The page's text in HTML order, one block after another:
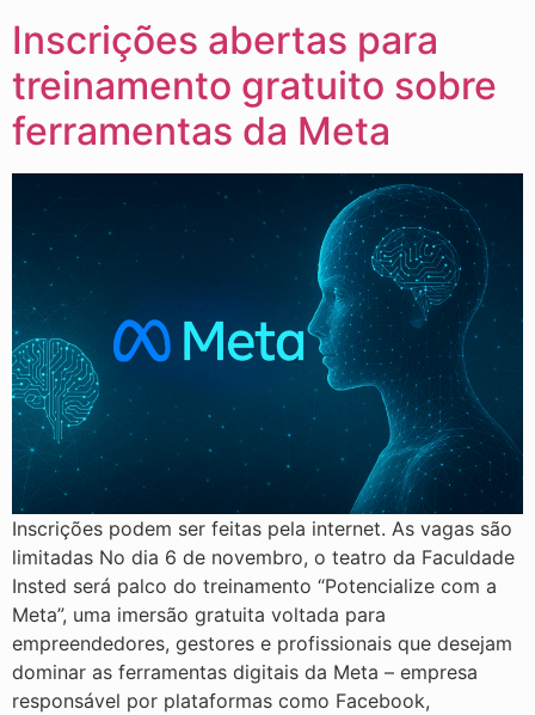
Inscrições abertas para
treinamento gratuito sobre
ferramentas da Meta
Inscrições podem ser feitas pela internet. As vagas são
limitadas No dia 6 de novembro, o teatro da Faculdade
Insted será palco do treinamento “Potencialize com a
Meta”, uma imersão gratuita voltada para
empreendedores, gestores e profissionais que desejam
dominar as ferramentas digitais da Meta – empresa
responsável por plataformas como Facebook,